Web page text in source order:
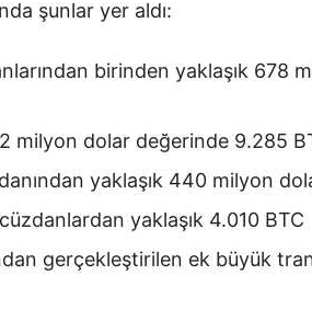
şunlar yer aldı:
birinden yaklaşık 678
milyon dolar değerinde 9.285
yaklaşık 440 milyon
yaklaşık 4.010 BTC
gerçekleştirilen ek büyük